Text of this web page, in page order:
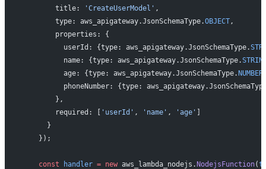
        title:
'CreateUserModel' ,
        type: aws_apigateway.JsonSchemaType.
OBJECT,
        properties: {
          userId: {type: aws_apigateway.JsonSchemaType.
          name: {type: aws_apigateway.JsonSchemaType.
          age: {type: aws_apigateway.JsonSchemaType.
NUMBER
phoneNumber: {type:
        },
        required: [
'userId' , 'name' , 'age' ]
      }
    });
    const
handler = new aws_lambda_nodejs.NodejsFunction(